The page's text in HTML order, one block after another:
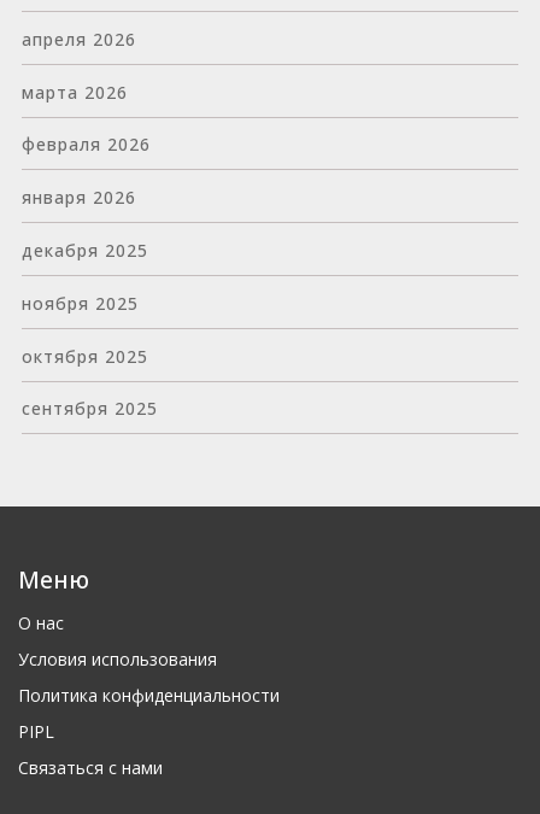
апреля 2026
марта 2026
февраля 2026
января 2026
декабря 2025
ноября 2025
октября 2025
сентября 2025
Меню
О нас
Условия использования
Политика конфиденциальности
PIPL
Связаться с нами